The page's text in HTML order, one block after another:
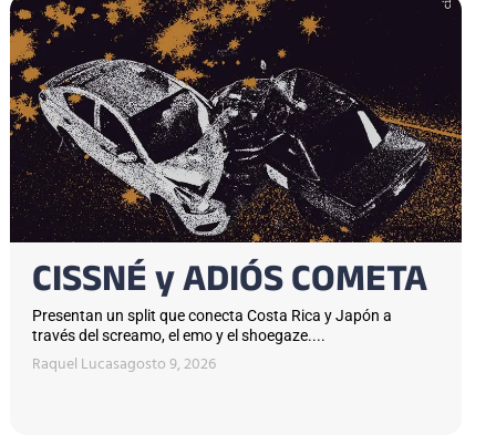
CISSNÉ y ADIÓS COMETA
Presentan un split que conecta Costa Rica y Japón a
través del screamo, el emo y el shoegaze....
Raquel Lucasagosto 9, 2026